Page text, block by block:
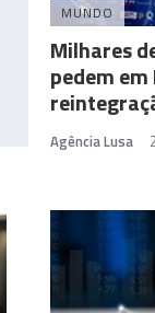
MUNDO
Milhares
pedem
Agência Lusa